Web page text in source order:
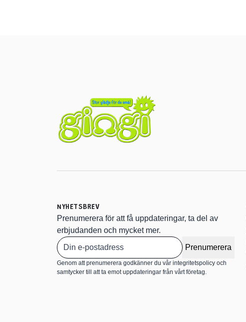
NYHETSBREV
Prenumerera för att få uppdateringar, ta del av
erbjudanden och mycket mer.
Prenumerera
Genom att prenumerera godkänner du vår integritetspolicy och
samtycker till att ta emot uppdateringar från vårt företag.